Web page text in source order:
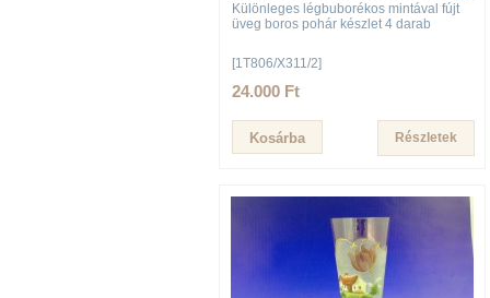
Különleges légbuborékos mintával fújt
üveg boros pohár készlet 4 darab
[1T806/X311/2]
24.000 Ft
Részletek